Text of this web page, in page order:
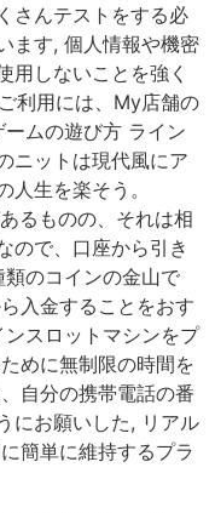
さんテストをする必
ます, 個人情報や機密
用しないことを強く
利用には、My店舗の
ムの遊び方 ライン
ニットは現代風にア
生を楽そう。
るものの、それは相
ので、口座から引き
のコインの金山で
入金することをおす
スロットマシンをプ
めに無制限の時間を
自分の携帯電話の番
にお願いした, リアル
簡単に維持するプラ